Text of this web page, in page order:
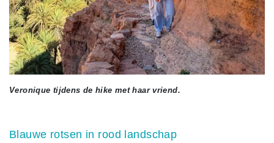
Veronique tijdens de hike met haar vriend.
Blauwe rotsen in rood landschap